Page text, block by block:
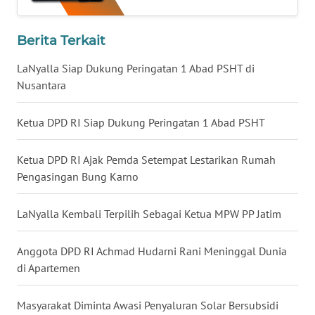
Berita Terkait
LaNyalla Siap Dukung Peringatan 1 Abad PSHT di
Nusantara
Ketua DPD RI Siap Dukung Peringatan 1 Abad PSHT
Ketua DPD RI Ajak Pemda Setempat Lestarikan Rumah
Pengasingan Bung Karno
LaNyalla Kembali Terpilih Sebagai Ketua MPW PP Jatim
Anggota DPD RI Achmad Hudarni Rani Meninggal Dunia
di Apartemen
Masyarakat Diminta Awasi Penyaluran Solar Bersubsidi
WN
BABEL
WN
SUMBAR
WN
SUMSEL
WN
BENGKULU
WN